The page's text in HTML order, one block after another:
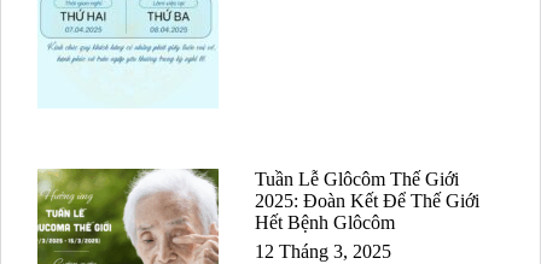
Tuần Lễ Glôcôm Thế Giới
2025: Đoàn Kết Để Thế Giới
Hết Bệnh Glôcôm
12 Tháng 3, 2025